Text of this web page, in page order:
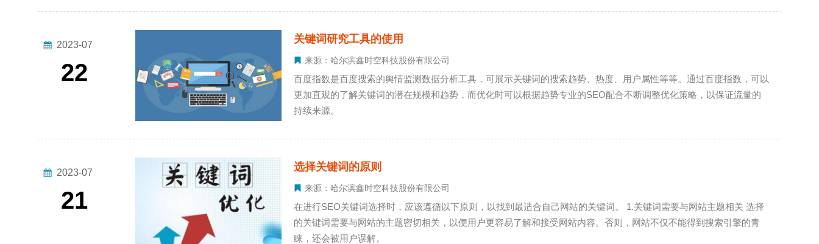
2023-07
22
关键词研究工具的使用
来源：哈尔滨鑫时空科技股份有限公司
百度指数是百度搜索的舆情监测数据分析工具，可展示关键词的搜索趋势、热度、用户属性等等。通过百度指数，可以
更加直观的了解关键词的潜在规模和趋势，而优化时可以根据趋势专业的SEO配合不断调整优化策略，以保证流量的
持续来源。
2023-07
21
选择关键词的原则
来源：哈尔滨鑫时空科技股份有限公司
在进行SEO关键词选择时，应该遵循以下原则，以找到最适合自己网站的关键词。 1.关键词需要与网站主题相关 选择
的关键词需要与网站的主题密切相关，以便用户更容易了解和接受网站内容。否则，网站不仅不能得到搜索引擎的青
睐，还会被用户误解。